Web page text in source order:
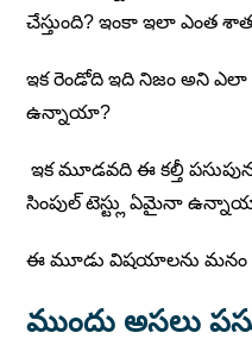
చేస్తుంది? ఇంకా ఇలా ఎంత
ఇక రెండోది ఇది నిజం అని
ఉన్నాయా?
ఇక మూడవది ఈ కల్తీ
సింపుల్ టెస్ట్లు ఏమైనా
ఈ మూడు విషయాలను మనం
ముందు అసలు